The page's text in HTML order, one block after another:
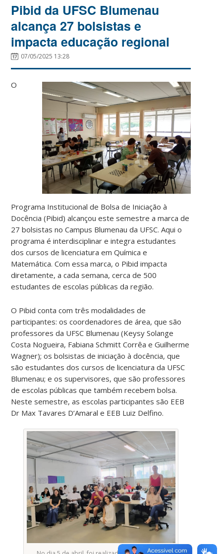
Pibid da UFSC Blumenau
alcança 27 bolsistas e
impacta educação regional
07/05/2025 13:28
O
Programa Institucional de Bolsa de Iniciação à
Docência (Pibid) alcançou este semestre a marca de
27 bolsistas no Campus Blumenau da UFSC. Aqui o
programa é interdisciplinar e integra estudantes
dos cursos de licenciatura em Química e
Matemática. Com essa marca, o Pibid impacta
diretamente, a cada semana, cerca de 500
estudantes de escolas públicas da região.
O Pibid conta com três modalidades de
participantes: os coordenadores de área, que são
professores da UFSC Blumenau (Keysy Solange
Costa Nogueira, Fabiana Schmitt Corrêa e Guilherme
Wagner); os bolsistas de iniciação à docência, que
são estudantes dos cursos de licenciatura da UFSC
Blumenau; e os supervisores, que são professores
de escolas públicas que também recebem bolsa.
Neste semestre, as escolas participantes são EEB
Dr Max Tavares D’Amaral e EEB Luiz Delfino.